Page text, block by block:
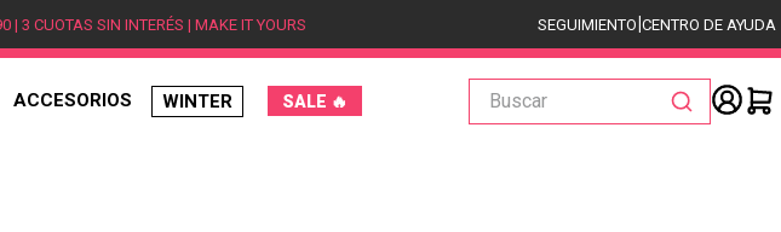
| 3 CUOTAS SIN INTERÉS | MAKE IT YOURS SEGUIMIENTO|CENTRO DE AYUDA
ACCESORIOS WINTER SALE 🔥
Buscar